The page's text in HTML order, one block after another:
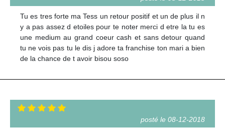
Tu es tres forte ma Tess un retour positif et un de plus il n
y a pas assez d etoiles pour te noter merci d etre la tu es
une medium au grand coeur cash et sans detour quand
tu ne vois pas tu le dis j adore ta franchise ton mari a bien
de la chance de t avoir bisou soso
posté le 08-12-2018